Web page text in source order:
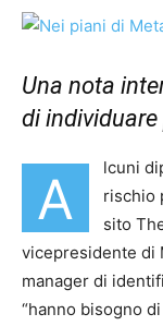
Una nota
di
A
lcuni
rischio
sito
vicepresidente di
manager di
“hanno bisogno